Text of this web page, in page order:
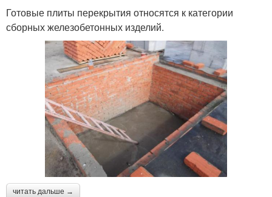
Готовые плиты перекрытия относятся к категории
сборных железобетонных изделий.
читать дальше →